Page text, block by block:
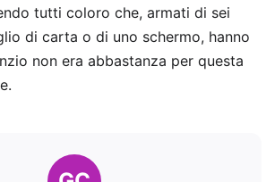
tutti coloro che, armati di sei
di carta o di uno schermo, hanno
non era abbastanza per questa